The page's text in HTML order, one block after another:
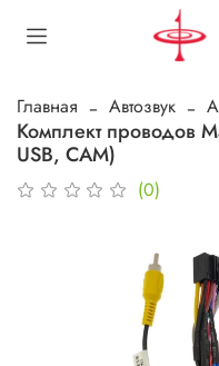
Главная Автозвук
Комплект проводов
USB, CAM)
(0)